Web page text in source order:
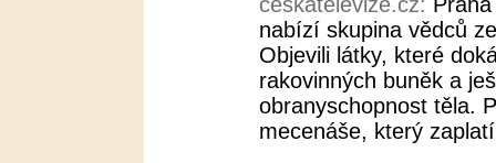
nabízí skupina vědců
Objevili látky, které
rakovinných buněk a
obranyschopnost těla.
mecenáše, který